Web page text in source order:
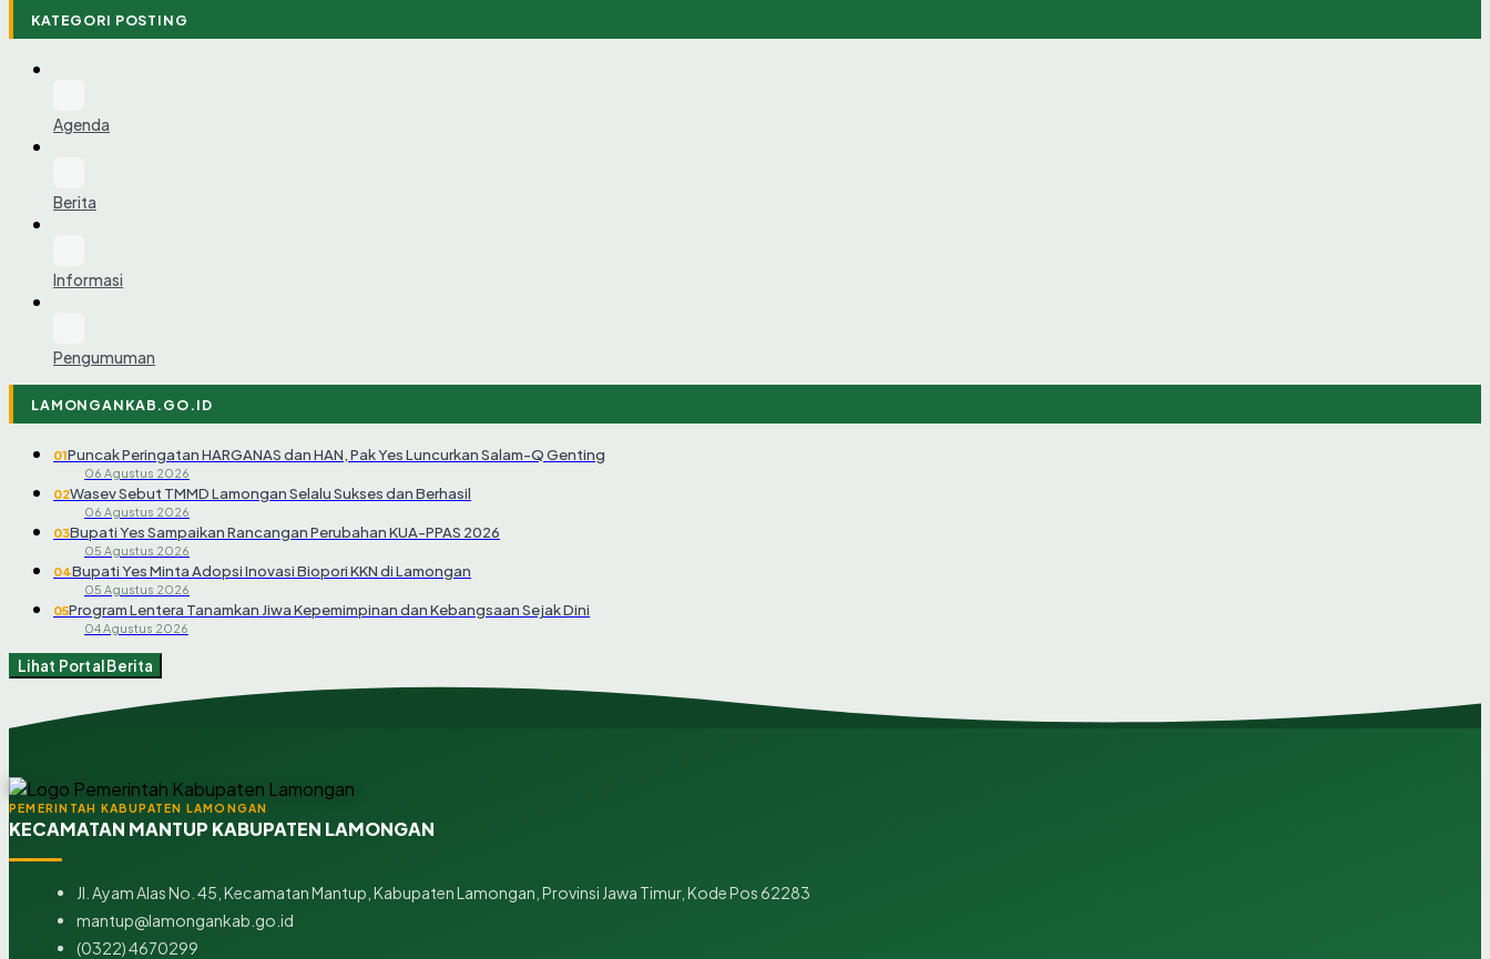
KATEGORI POSTING
Agenda
Berita
Informasi
Pengumuman
LAMONGANKAB.GO.ID
01Puncak Peringatan HARGANAS dan HAN, Pak Yes Luncurkan Salam-Q Genting
06 Agustus 2026
02Wasev Sebut TMMD Lamongan Selalu Sukses dan Berhasil
06 Agustus 2026
03Bupati Yes Sampaikan Rancangan Perubahan KUA-PPAS 2026
05 Agustus 2026
04Bupati Yes Minta Adopsi Inovasi Biopori KKN di Lamongan
05 Agustus 2026
05Program Lentera Tanamkan Jiwa Kepemimpinan dan Kebangsaan Sejak Dini
04 Agustus 2026
Lihat Portal Berita
PEMERINTAH KABUPATEN LAMONGAN
KECAMATAN MANTUP KABUPATEN LAMONGAN
Jl. Ayam Alas No. 45, Kecamatan Mantup, Kabupaten Lamongan, Provinsi Jawa Timur, Kode Pos 62283
mantup@lamongankab.go.id
(0322) 4670299